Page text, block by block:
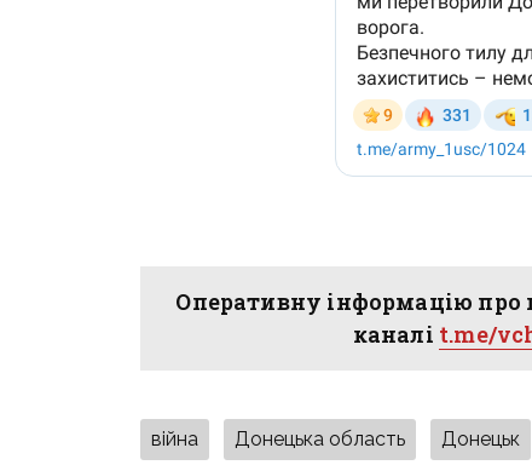
Оперативну інформацію про
каналі t.me/
війна Донецька область Донецьк